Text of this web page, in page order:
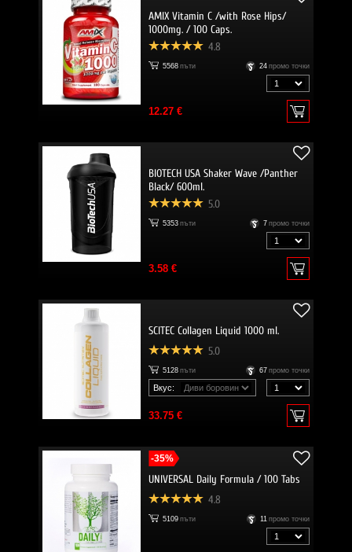
AMIX Vitamin C /with Rose Hips/
1000mg. / 100 Caps.
4.8
5568 пъти 24 промо точки
12.27 €
BIOTECH USA Shaker Wave /Panther
Black/ 600ml.
5.0
5353 пъти 7 промо точки
3.58 €
SCITEC Collagen Liquid 1000 ml.
5.0
5128 пъти 67 промо точки
Вкус:
33.75 €
-35%
UNIVERSAL Daily Formula / 100 Tabs
4.8
5109 пъти 11 промо точки